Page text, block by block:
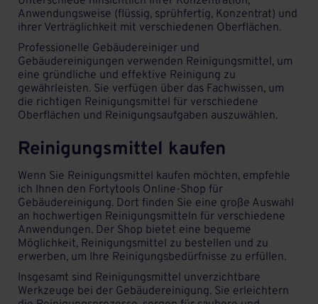
Anwendungsweise (flüssig, sprühfertig, Konzentrat) und
ihrer Verträglichkeit mit verschiedenen Oberflächen.
Professionelle Gebäudereiniger und
Gebäudereinigungen verwenden Reinigungsmittel, um
eine gründliche und effektive Reinigung zu
gewährleisten. Sie verfügen über das Fachwissen, um
die richtigen Reinigungsmittel für verschiedene
Oberflächen und Reinigungsaufgaben auszuwählen.
Reinigungsmittel kaufen
Wenn Sie Reinigungsmittel kaufen möchten, empfehle
ich Ihnen den Fortytools Online-Shop für
Gebäudereinigung. Dort finden Sie eine große Auswahl
an hochwertigen Reinigungsmitteln für verschiedene
Anwendungen. Der Shop bietet eine bequeme
Möglichkeit, Reinigungsmittel zu bestellen und zu
erwerben, um Ihre Reinigungsbedürfnisse zu erfüllen.
Insgesamt sind Reinigungsmittel unverzichtbare
Werkzeuge bei der Gebäudereinigung. Sie erleichtern